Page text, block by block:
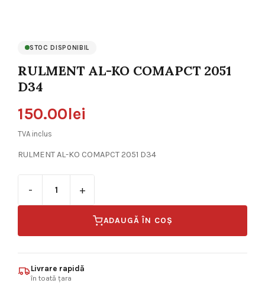
STOC DISPONIBIL
RULMENT AL-KO COMAPCT 2051
D34
150.00lei
TVA inclus
RULMENT AL-KO COMAPCT 2051 D34
Cantitate RULMENT AL-KO COMAPCT 2051 D34
ADAUGĂ ÎN COȘ
Livrare rapidă
în toată țara